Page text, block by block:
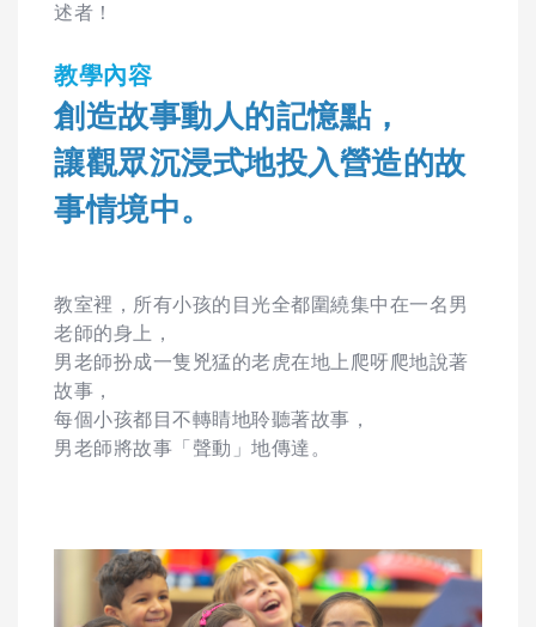
述者！
教學內容
創造故事動人的記憶點，
讓觀眾沉浸式地投入營造的故
事情境中。
教室裡，所有小孩的目光全都圍繞集中在一名男
老師的身上，
男老師扮成一隻兇猛的老虎在地上爬呀爬地說著
故事，
每個小孩都目不轉睛地聆聽著故事，
男老師將故事「聲動」地傳達。